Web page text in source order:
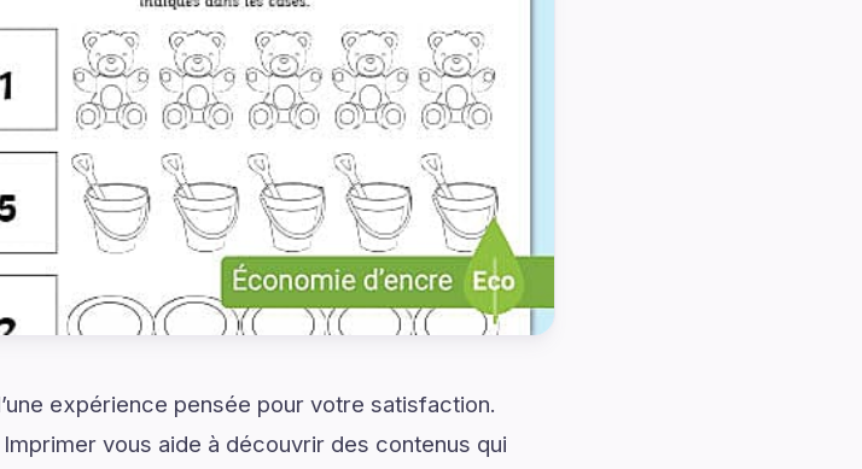
expérience pensée pour votre satisfaction.
vous aide à découvrir des contenus qui